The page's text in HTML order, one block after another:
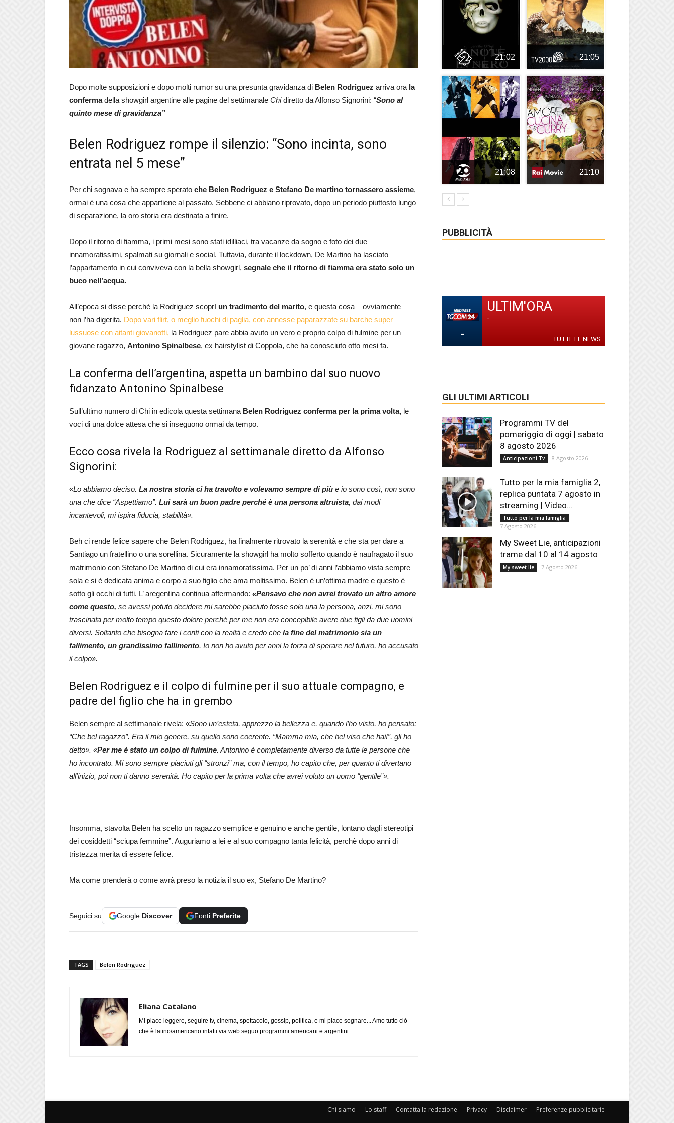
Dopo molte supposizioni e dopo molti rumor su una presunta gravidanza di Belen Rodriguez arriva ora la
confermadella showgirl argentine alle pagine del settimanale Chidiretto da Alfonso Signorini: “Sono al
quinto mese di gravidanza”
Belen Rodriguez rompe il silenzio: “Sono incinta, sono
entrata nel 5 mese”
Per chi sognava e ha sempre sperato che Belen Rodriguez e Stefano De martino tornassero assieme,
ormai è una cosa che appartiene al passato. Sebbene ci abbiano riprovato, dopo un periodo piuttosto lungo
di separazione, la oro storia era destinata a finire.
Dopo il ritorno di fiamma, i primi mesi sono stati idilliaci, tra vacanze da sogno e foto dei due
innamoratissimi, spalmati su giornali e social. Tuttavia, durante il lockdown, De Martino ha lasciato
l’appartamento in cui conviveva con la bella showgirl, segnale che il ritorno di fiamma era stato solo un
buco nell’acqua.
All’epoca si disse perché la Rodriguez scoprì un tradimento del marito, e questa cosa – ovviamente –
non l’ha digerita. Dopo vari flirt, o meglio fuochi di paglia, con annesse paparazzate su barche super
lussuose con aitanti giovanotti, la Rodriguez pare abbia avuto un vero e proprio colpo di fulmine per un
giovane ragazzo, Antonino Spinalbese, ex hairstylist di Coppola, che ha conosciuto otto mesi fa.
La conferma dell’argentina, aspetta un bambino dal suo nuovo
fidanzato Antonino Spinalbese
Sull’ultimo numero di Chi in edicola questa settimana Belen Rodriguez conferma per la prima volta, le
voci di una dolce attesa che si inseguono ormai da tempo.
Ecco cosa rivela la Rodriguez al settimanale diretto da Alfonso
Signorini:
«Lo abbiamo deciso. La nostra storia ci ha travolto e volevamo sempre di più e io sono così, non sono
una che dice “Aspettiamo”. Lui sarà un buon padre perché è una persona altruista, dai modi
incantevoli, mi ispira fiducia, stabilità».
Beh ci rende felice sapere che Belen Rodriguez, ha finalmente ritrovato la serenità e che sta per dare a
Santiago un fratellino o una sorellina. Sicuramente la showgirl ha molto sofferto quando è naufragato il suo
matrimonio con Stefano De Martino di cui era innamoratissima. Per un po’ di anni l’abbiamo vista sempre
sola e si è dedicata anima e corpo a suo figlio che ama moltissimo. Belen è un’ottima madre e questo è
sotto gli occhi di tutti. L’ aregentina continua affermando: «Pensavo che non avrei trovato un altro amore
come questo, se avessi potuto decidere mi sarebbe piaciuto fosse solo una la persona, anzi, mi sono
trascinata per molto tempo questo dolore perché per me non era concepibile avere due figli da due uomini
diversi. Soltanto che bisogna fare i conti con la realtà e credo che la fine del matrimonio sia un
fallimento, un grandissimo fallimento. Io non ho avuto per anni la forza di sperare nel futuro, ho accusato
il colpo».
Belen Rodriguez e il colpo di fulmine per il suo attuale compagno, e
padre del figlio che ha in grembo
Belen sempre al settimanale rivela: «Sono un’esteta, apprezzo la bellezza e, quando l’ho visto, ho pensato:
“Che bel ragazzo”. Era il mio genere, su quello sono coerente. “Mamma mia, che bel viso che hai!”, gli ho
detto». «Per me è stato un colpo di fulmine. Antonino è completamente diverso da tutte le persone che
ho incontrato. Mi sono sempre piaciuti gli “stronzi” ma, con il tempo, ho capito che, per quanto ti divertano
all’inizio, poi non ti danno serenità. Ho capito per la prima volta che avrei voluto un uomo “gentile”».
Insomma, stavolta Belen ha scelto un ragazzo semplice e genuino e anche gentile, lontano dagli stereotipi
dei cosiddetti “sciupa femmine”. Auguriamo a lei e al suo compagno tanta felicità, perchè dopo anni di
tristezza merita di essere felice.
Ma come prenderà o come avrà preso la notizia il suo ex, Stefano De Martino?
Seguici su Google Discover Fonti Preferite
TAGS Belen Rodriguez
Eliana Catalano
Mi piace leggere, seguire tv, cinema, spettacolo, gossip, politica, e mi piace sognare... Amo tutto ciò
che è latino/americano infatti via web seguo programmi americani e argentini.
21:02 21:05
21:08 21:10
PUBBLICITÀ
-
ULTIM'ORA
-
TUTTE LE NEWS
GLI ULTIMI ARTICOLI
Programmi TV del
pomeriggio di oggi | sabato
8 agosto 2026
Anticipazioni Tv 8 Agosto 2026
Tutto per la mia famiglia 2,
replica puntata 7 agosto in
streaming | Video...
Tutto per la mia famiglia
7 Agosto 2026
My Sweet Lie, anticipazioni
trame dal 10 al 14 agosto
My sweet lie 7 Agosto 2026
Chi siamo Lo staff Contatta la redazione Privacy Disclaimer Preferenze pubblicitarie